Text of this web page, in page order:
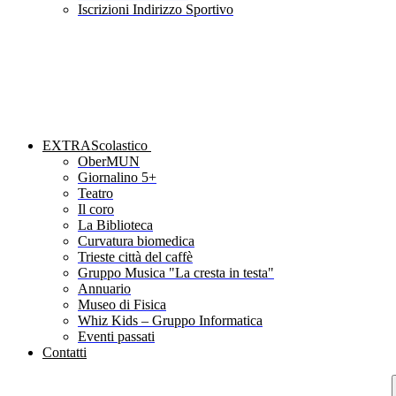
Iscrizioni Indirizzo Sportivo
EXTRAScolastico
OberMUN
Giornalino 5+
Teatro
Il coro
La Biblioteca
Curvatura biomedica
Trieste città del caffè
Gruppo Musica "La cresta in testa"
Annuario
Museo di Fisica
Whiz Kids – Gruppo Informatica
Eventi passati
Contatti